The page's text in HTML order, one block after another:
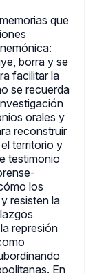
que
borra y se
facilitar la
se recuerda
orales y
reconstruir
territorio y
testimonio
los
resisten la
represión
En